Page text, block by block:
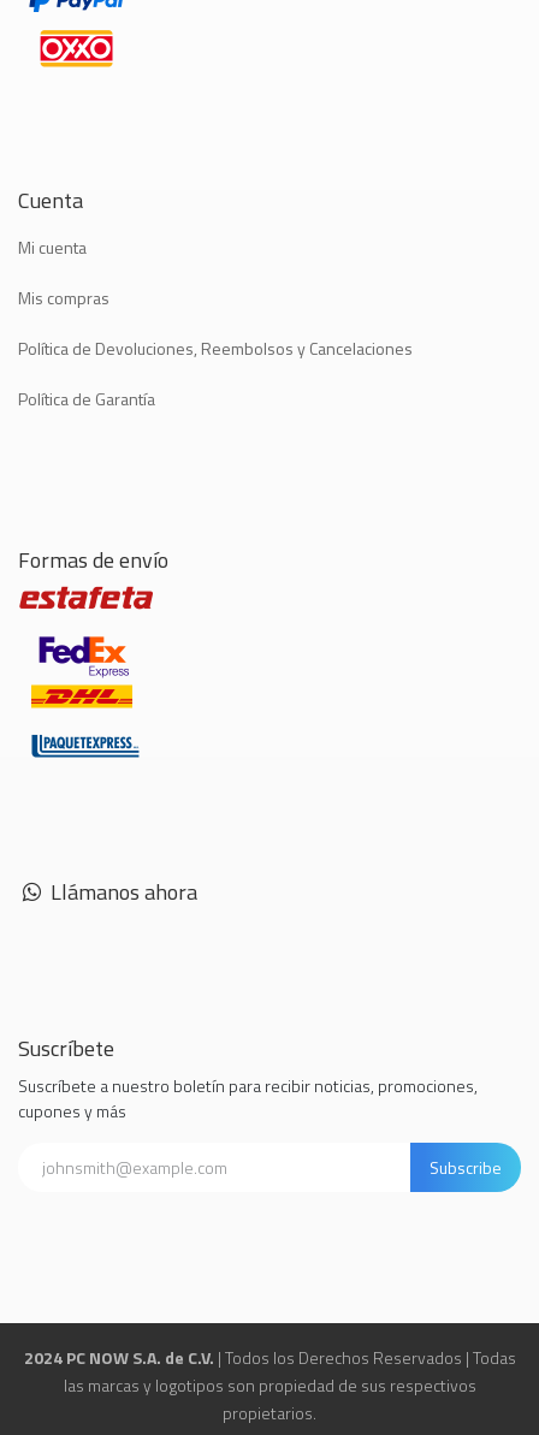
Cuenta
Mi cuenta
Mis compras
Política de Devoluciones, Reembolsos y Cancelaciones
Política de Garantía
Formas de envío
Llámanos ahora
Suscríbete
Suscríbete a nuestro boletín para recibir noticias, promociones,
cupones y más
Subscribe
2024 PC NOW S.A. de C.V. | Todos los Derechos Reservados | Todas
las marcas y logotipos son propiedad de sus respectivos
propietarios.